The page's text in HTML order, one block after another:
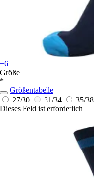
+6
Größe
*
Größentabelle
27/30
31/34 35/38
Dieses Feld ist erforderlich